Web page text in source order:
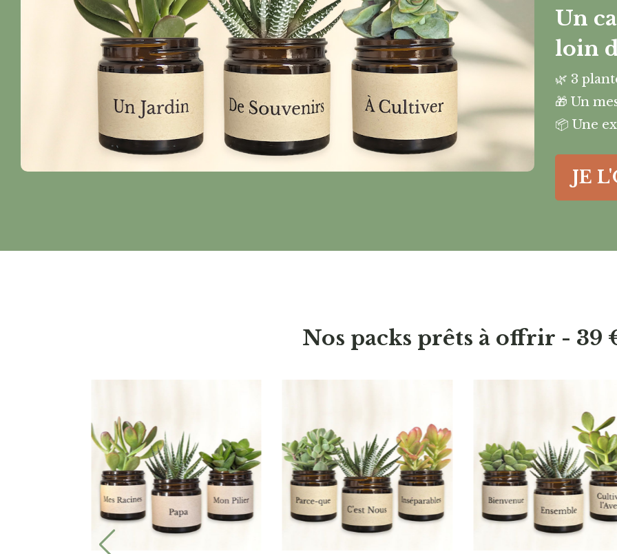
Un
loin
🌿 3
🎁 Un
📦 Une
JE
Nos packs prêts à offrir - 39